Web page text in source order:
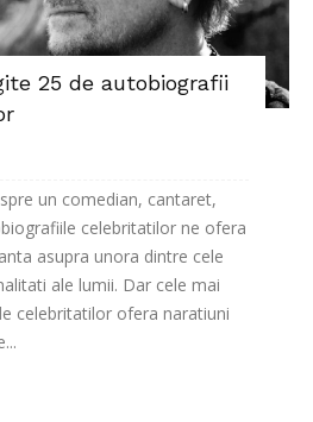
25 de autobiografii
un comedian, cantaret,
celebritatilor ne ofera
asupra unora dintre cele
ale lumii. Dar cele mai
celebritatilor ofera naratiuni